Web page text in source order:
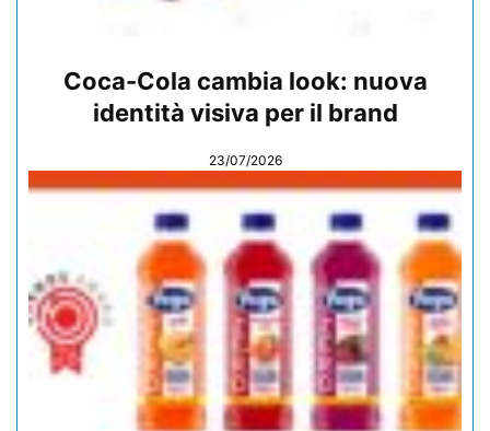
Coca-Cola cambia look: nuova
identità visiva per il brand
23/07/2026